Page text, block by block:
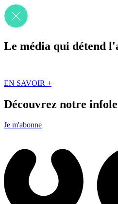
Le média qui détend
EN SAVOIR +
Découvrez notre
Je m'abonne